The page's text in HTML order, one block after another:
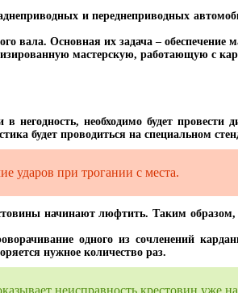
и переднеприводных
вала. Основная их задача –
мастерскую, работающую с
необходимо будет
будет проводиться на специальном
ударов при трогании с места.
начинают люфтить. Таким
одного из сочленений
нужное количество раз.
неисправность крестовин уже